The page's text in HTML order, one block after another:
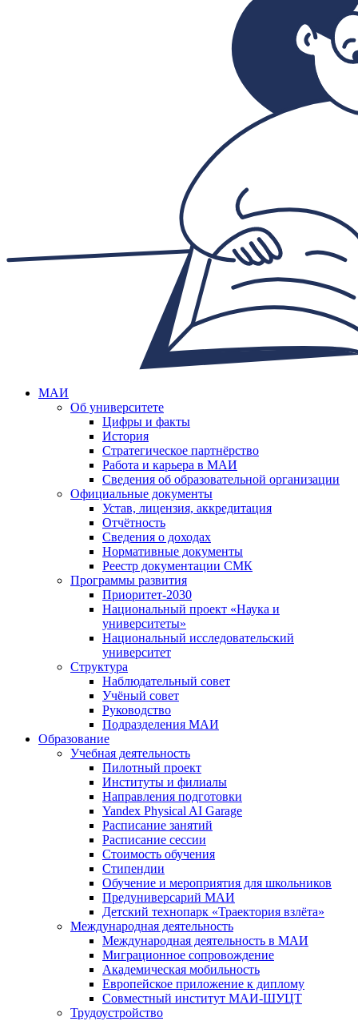
МАИ
Об университете
Цифры и факты
История
Стратегическое партнёрство
Работа и карьера в МАИ
Сведения об образовательной организации
Официальные документы
Устав, лицензия, аккредитация
Отчётность
Сведения о доходах
Нормативные документы
Реестр документации СМК
Программы развития
Приоритет-2030
Национальный проект «Наука и
университеты»
Национальный исследовательский
университет
Структура
Наблюдательный совет
Учёный совет
Руководство
Подразделения МАИ
Образование
Учебная деятельность
Пилотный проект
Институты и филиалы
Направления подготовки
Yandex Physical AI Garage
Расписание занятий
Расписание сессии
Стоимость обучения
Стипендии
Обучение и мероприятия для школьников
Предуниверсарий МАИ
Детский технопарк «Траектория взлёта»
Международная деятельность
Международная деятельность в МАИ
Миграционное сопровождение
Академическая мобильность
Европейское приложение к диплому
Совместный институт МАИ-ШУЦТ
Трудоустройство